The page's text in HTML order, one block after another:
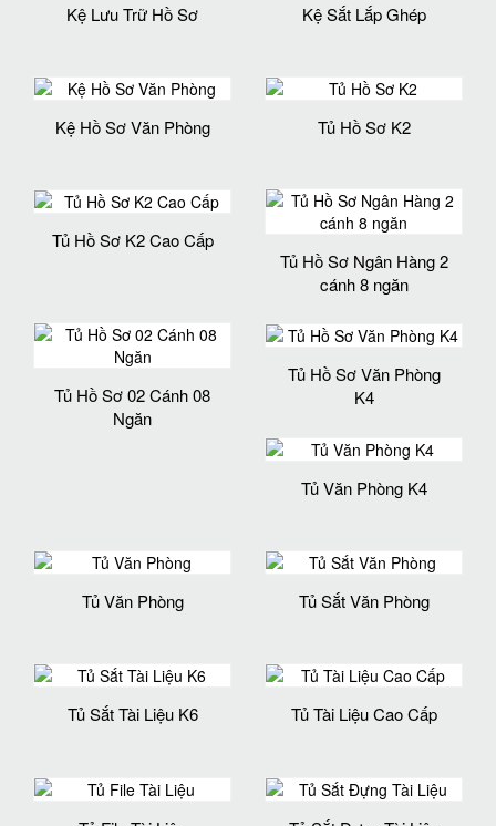
Kệ Lưu Trữ Hồ Sơ Kệ Sắt Lắp Ghép
Kệ Hồ Sơ Văn Phòng Tủ Hồ Sơ K2
Tủ Hồ Sơ K2 Cao Cấp
Tủ Hồ Sơ Ngân Hàng 2
cánh 8 ngăn
Tủ Hồ Sơ 02 Cánh 08
Ngăn
Tủ Hồ Sơ Văn Phòng
K4
Tủ Văn Phòng K4
Tủ Văn Phòng Tủ Sắt Văn Phòng
Tủ Sắt Tài Liệu K6 Tủ Tài Liệu Cao Cấp